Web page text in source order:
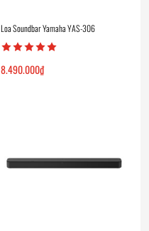
Loa Soundbar Yamaha YAS-306
8.490.000₫